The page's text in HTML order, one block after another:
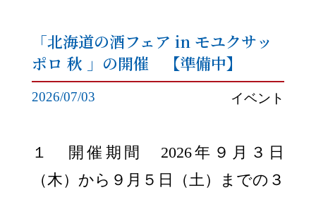
日本酒の豆知識
組合概要
「北海道の酒フェア in モユクサッ
ポロ 秋 」の開催 【準備中】
2026/07/03 イベント
１ 開催期間 2026年９月３日
（木）から９月５日（土）までの３